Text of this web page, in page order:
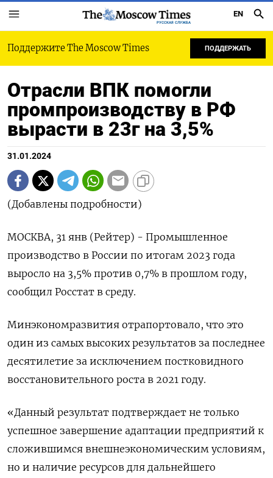
РУССКАЯ СЛУЖБА
EN
Поддержите The Moscow Times ПОДДЕРЖАТЬ
Отрасли ВПК помогли
промпроизводству в РФ
вырасти в 23г на 3,5%
31.01.2024
(Добавлены подробности)
МОСКВА, 31 янв (Рейтер) - Промышленное
производство в России по итогам 2023 года
выросло на 3,5% против 0,7% в прошлом году,
сообщил Росстат в среду.
Минэкономразвития отрапортовало, что это
один из самых высоких результатов за последнее
десятилетие за исключением постковидного
восстановительного роста в 2021 году.
«Данный результат подтверждает не только
успешное завершение адаптации предприятий к
сложившимся внешнеэкономическим условиям,
но и наличие ресурсов для дальнейшего